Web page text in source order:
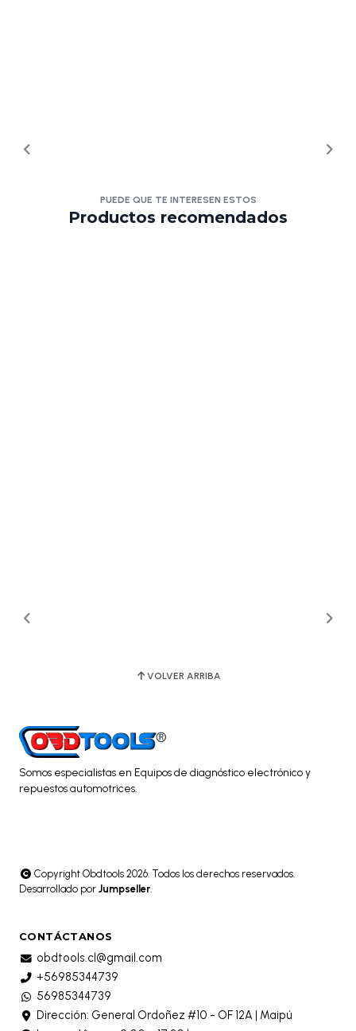
PUEDE QUE TE INTERESEN ESTOS
Productos recomendados
VOLVER ARRIBA
Somos especialistas en Equipos de diagnóstico electrónico y
repuestos automotrices.
Copyright Obdtools 2026. Todos los derechos reservados.
Desarrollado por Jumpseller
CONTÁCTANOS
obdtools.cl@gmail.com
+56985344739
56985344739
Dirección: General Ordoñez #10 - OF 12A | Maipú